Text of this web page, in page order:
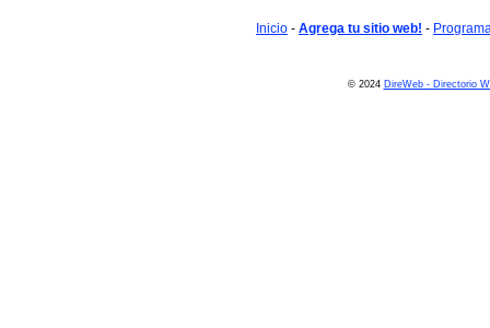
Inicio - Agrega tu sitio web! -
© 2024 DireWeb - Directorio